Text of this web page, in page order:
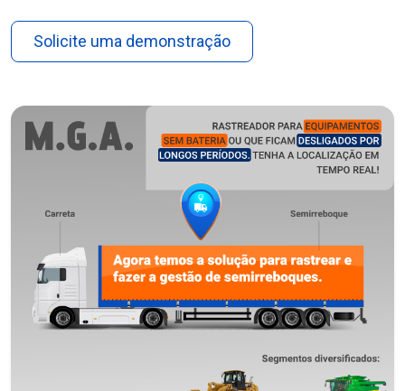
Solicite uma demonstração